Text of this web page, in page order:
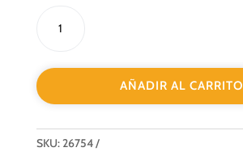
MOD.
ANTRACITA
cantidad
AÑADIR AL CARRITO
SKU:26754